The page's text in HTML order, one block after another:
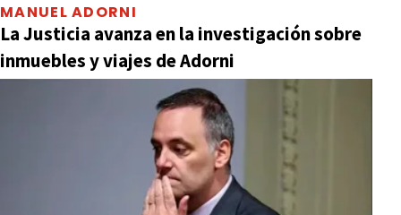
MANUEL ADORNI
La Justicia avanza en la investigación sobre
inmuebles y viajes de Adorni